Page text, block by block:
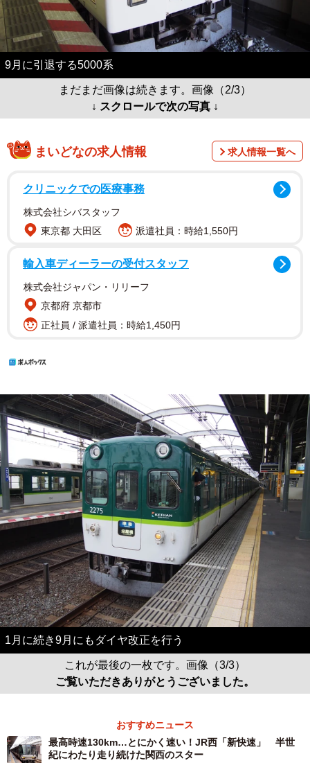
9月に引退する5000系
まだまだ画像は続きます。画像（2/3）
↓ スクロールで次の写真 ↓
まいどなの求人情報 求人情報一覧へ
クリニックでの医療事務
株式会社シバスタッフ
東京都 大田区
派遣社員：時給1,550円
輸入車ディーラーの受付スタッフ
株式会社ジャパン・リリーフ
京都府 京都市
正社員 / 派遣社員：時給1,450円
1月に続き9月にもダイヤ改正を行う
これが最後の一枚です。画像（3/3）
ご覧いただきありがとうございました。
おすすめニュース
最高時速130km…とにかく速い！JR西「新快速」 半世
紀にわたり走り続けた関西のスター